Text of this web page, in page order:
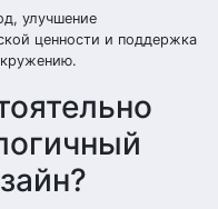
улучшение
ценности и поддержка